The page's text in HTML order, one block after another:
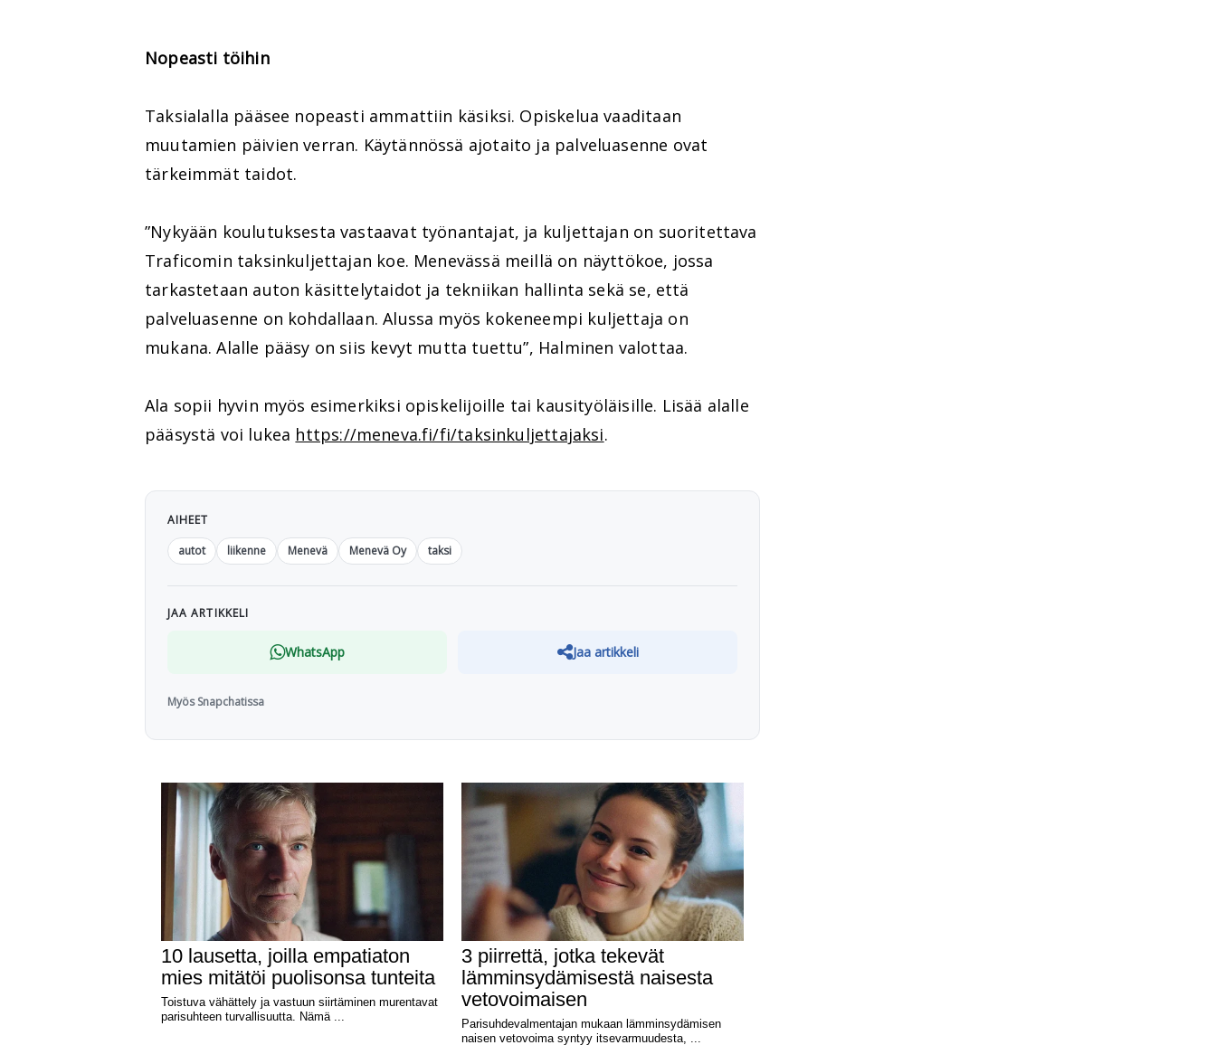
Nopeasti töihin
Taksialalla pääsee nopeasti ammattiin käsiksi. Opiskelua vaaditaan
muutamien päivien verran. Käytännössä ajotaito ja palveluasenne ovat
tärkeimmät taidot.
”Nykyään koulutuksesta vastaavat työnantajat, ja kuljettajan on suoritettava
Traficomin taksinkuljettajan koe. Menevässä meillä on näyttökoe, jossa
tarkastetaan auton käsittelytaidot ja tekniikan hallinta sekä se, että
palveluasenne on kohdallaan. Alussa myös kokeneempi kuljettaja on
mukana. Alalle pääsy on siis kevyt mutta tuettu”, Halminen valottaa.
Ala sopii hyvin myös esimerkiksi opiskelijoille tai kausityöläisille. Lisää alalle
pääsystä voi lukea https://meneva.fi/fi/taksinkuljettajaksi.
AIHEET
autot
liikenne Menevä Menevä Oy taksi
JAA ARTIKKELI
WhatsApp Jaa artikkeli
Myös Snapchatissa